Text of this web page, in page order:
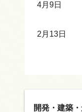
4月9日
2月13日
開発・建築